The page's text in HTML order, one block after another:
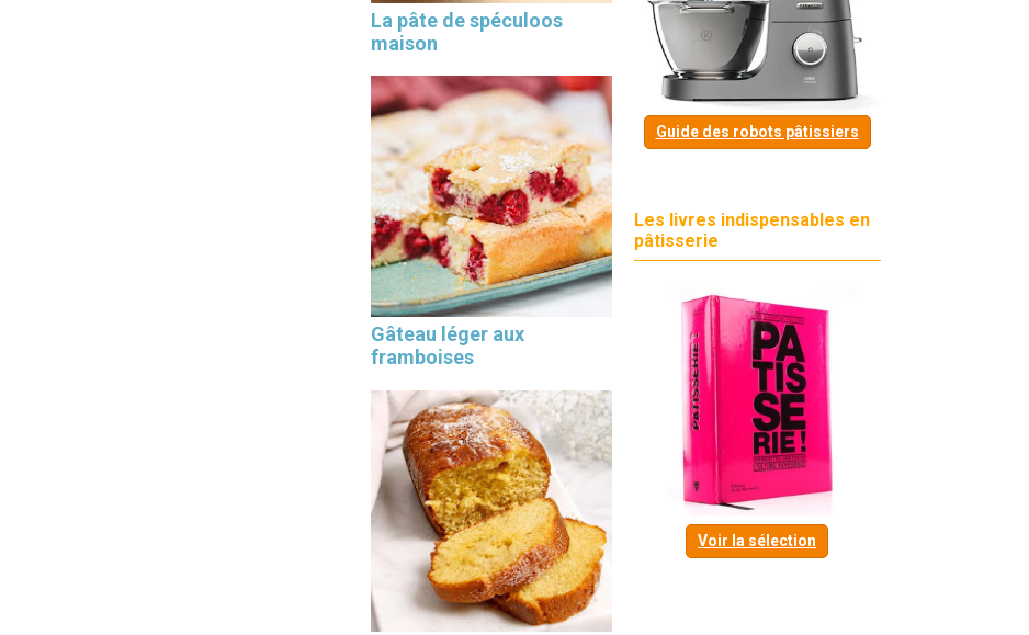
La pâte de spéculoos
maison
Gâteau léger aux
framboises
Guide des robots pâtissiers
Les livres indispensables en
pâtisserie
Voir la sélection